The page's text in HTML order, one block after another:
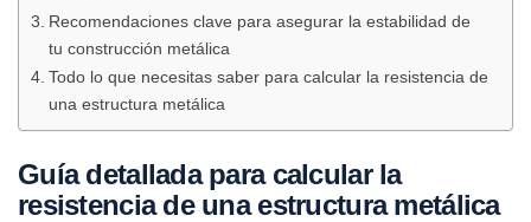
Recomendaciones clave para asegurar la estabilidad de
tu construcción metálica
Todo lo que necesitas saber para calcular la resistencia de
una estructura metálica
Guía detallada para calcular la
resistencia de una estructura metálica